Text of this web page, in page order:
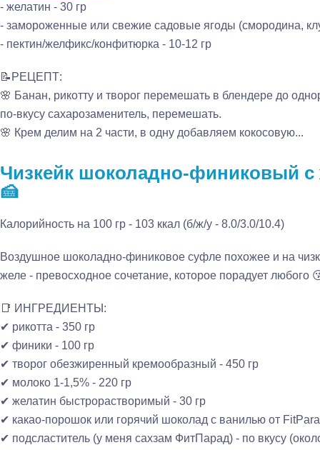
- желатин - 30 гр
- замороженные или свежие садовые ягоды (смородина,
- пектин/желфикс/конфитюрка - 10-12 гр
📝РЕЦЕПТ:
🌸 Банан, рикотту и творог перемешать в блендере до
по-вкусу сахарозаменитель, перемешать.
🌸 Крем делим на 2 части, в одну добавляем кокосовую...
Чизкейк шоколадно-финиковый с
🍰
Калорийность на 100 гр - 103 ккал (б/ж/у - 8.0/3.0/10.4)
Воздушное шоколадно-финиковое суфле похожее и на
желе - превосходное сочетание, которое порадует любого
📑 ИНГРЕДИЕНТЫ:
✔ рикотта - 350 гр
✔ финики - 100 гр
✔ творог обезжиренный кремообразный - 450 гр
✔ молоко 1-1,5% - 220 гр
✔ желатин быстрорастворимый - 30 гр
✔ какао-порошок или горячий шоколад с ванилью от
✔ подсластитель (у меня сахзам ФитПарад) - по вкусу